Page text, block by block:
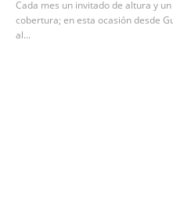
Cada mes un invitado de altura y
cobertura; en esta ocasión desde
al...